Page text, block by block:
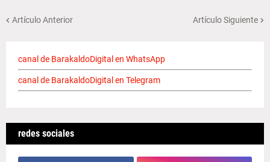
Artículo Anterior Artículo Siguiente
canal de BarakaldoDigital en WhatsApp
canal de BarakaldoDigital en Telegram
redes sociales